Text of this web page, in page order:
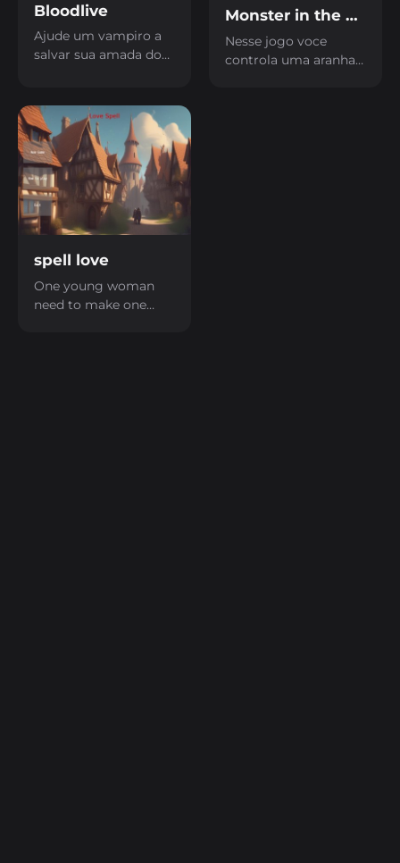
Bloodlive
Ajude um vampiro a
salvar sua amada do
inimigos
Monster in the city
Nesse jogo voce
controla uma aranha
spell love
One young woman
need to make one